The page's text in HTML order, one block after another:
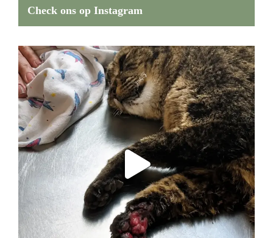
Check ons op Instagram